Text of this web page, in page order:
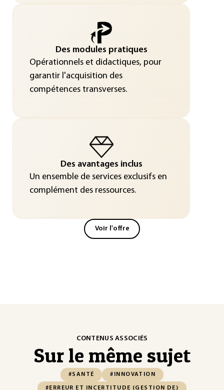
Des modules pratiques
Opérationnels et didactiques, pour
garantir l'acquisition des
compétences transverses.
Des avantages inclus
Un ensemble de services exclusifs en
complément des ressources.
Voir l'offre
CONTENUS ASSOCIÉS
Sur le même sujet
#SANTÉ #INNOVATION
#ERREUR ET INCERTITUDE (GESTION DE)